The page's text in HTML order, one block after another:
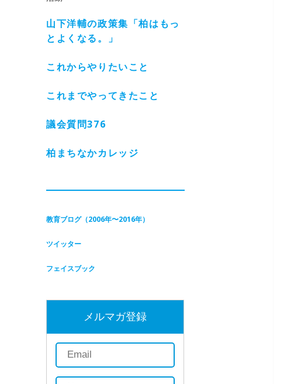
山下洋輔の政策集「柏はもっ
とよくなる。」
これからやりたいこと
これまでやってきたこと
議会質問376
柏まちなかカレッジ
教育ブログ（2006年〜2016年）
ツイッター
フェイスブック
メルマガ登録